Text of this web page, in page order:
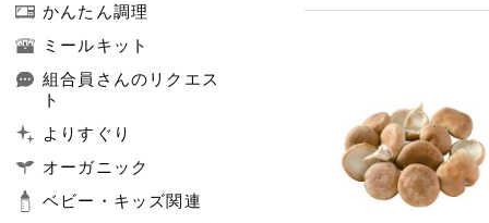
かんたん調理
ミールキット
組合員さんのリクエス
ト
よりすぐり
オーガニック
ベビー・キッズ関連